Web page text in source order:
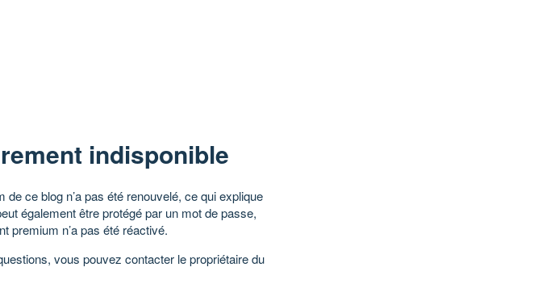
indisponible
ce blog n’a pas été renouvelé, ce qui explique
également être protégé par un mot de passe,
premium n’a pas été réactivé.
vous pouvez contacter le propriétaire du